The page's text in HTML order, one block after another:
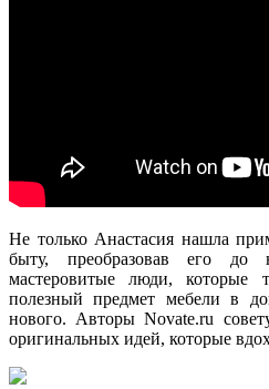
Не только Анастасия нашла
быту, преобразовав его до
мастеровитые люди, которые
полезный предмет мебели в
нового. Авторы Novate.ru
оригинальных идей, которые